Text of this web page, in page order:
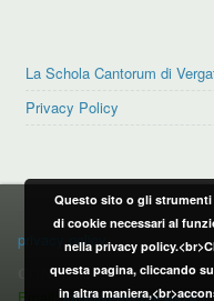
La Schola Cantorum di
Privacy Policy
PRIVACY POLICY
privacy policy
CONTATTI:
Questo sito o gli
di cookie necessari al
nella privacy
questa pagina, cliccando
in altra